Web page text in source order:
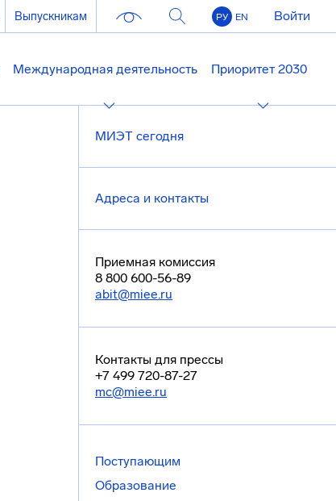
Выпускникам РУ EN Войти
Международная деятельность Приоритет 2030
МИЭТ сегодня
Адреса и контакты
Приемная комиссия
8 800 600-56-89
abit@miee.ru
Контакты для прессы
+7 499 720-87-27
mc@miee.ru
Поступающим
Образование